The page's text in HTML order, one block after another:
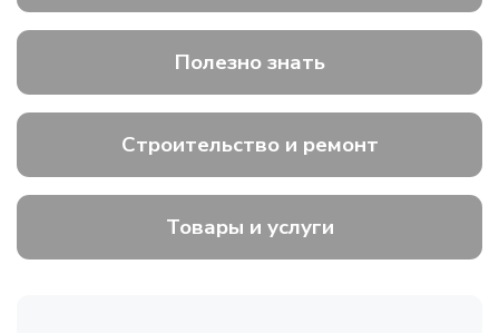
Полезно знать
Строительство и ремонт
Товары и услуги